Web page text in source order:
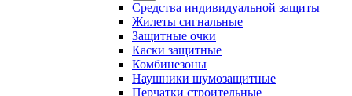
Средства индивидуальной защиты
Жилеты сигнальные
Защитные очки
Каски защитные
Комбинезоны
Наушники шумозащитные
Перчатки строительные